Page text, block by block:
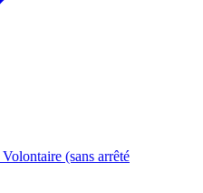
Volontaire (sans arrêté